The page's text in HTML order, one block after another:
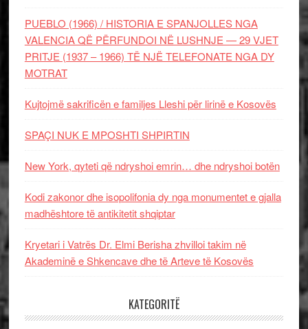
PUEBLO (1966) / HISTORIA E SPANJOLLES NGA
VALENCIA QË PËRFUNDOI NË LUSHNJE — 29 VJET
PRITJE (1937 – 1966) TË NJË TELEFONATE NGA DY
MOTRAT
Kujtojmë sakrificën e familjes Lleshi për lirinë e Kosovës
SPAÇI NUK E MPOSHTI SHPIRTIN
New York, qyteti që ndryshoi emrin… dhe ndryshoi botën
Kodi zakonor dhe isopolifonia dy nga monumentet e gjalla
madhështore të antikitetit shqiptar
Kryetari i Vatrës Dr. Elmi Berisha zhvilloi takim në
Akademinë e Shkencave dhe të Arteve të Kosovës
KATEGORITË